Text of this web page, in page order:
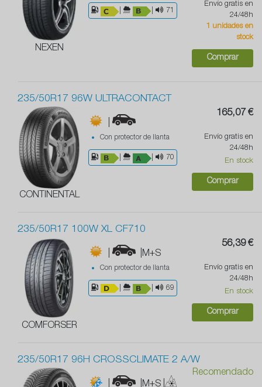
NEXEN
71
Envío gratis en
24/48h
1 unidades en
stock
Comprar
235/50R17 96W ULTRACONTACT
CONTINENTAL
|
Con protector de llanta
70
165,07 €
Envío gratis en
24/48h
En stock
Comprar
235/50R17 100W XL CF710
COMFORSER
| |M+S
Con protector de llanta
69
56,39 €
Envío gratis en
24/48h
En stock
Comprar
235/50R17 96H CROSSCLIMATE 2 A/W
| |M+S |
Recomendado